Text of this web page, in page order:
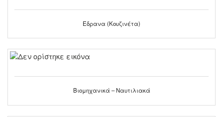
Έδρανα (Κουζινέτα)
Βιομηχανικά – Ναυτιλιακά